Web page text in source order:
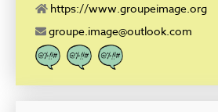
https://www.groupeimage.org
groupe.image@outlook.com